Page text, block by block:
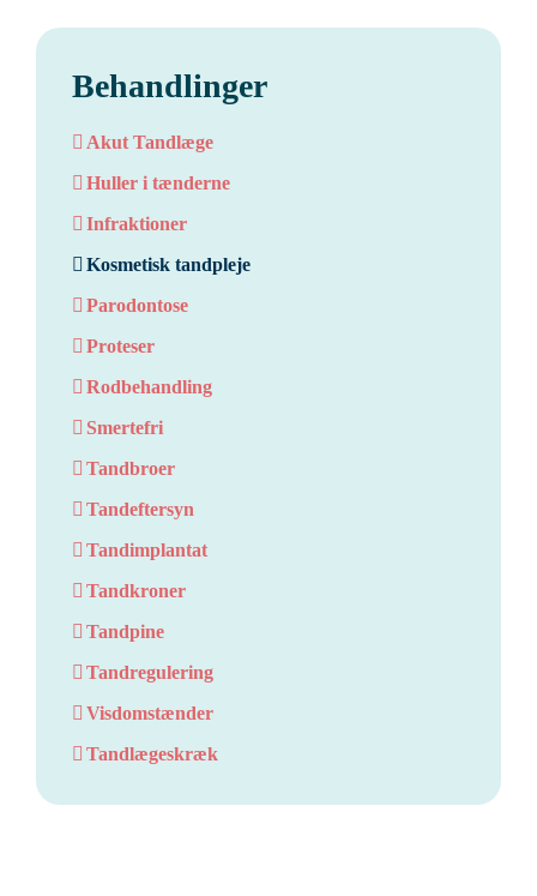
Behandlinger
Akut Tandlæge
Huller i tænderne
Infraktioner
Kosmetisk tandpleje
Parodontose
Proteser
Rodbehandling
Smertefri
Tandbroer
Tandeftersyn
Tandimplantat
Tandkroner
Tandpine
Tandregulering
Visdomstænder
Tandlægeskræk